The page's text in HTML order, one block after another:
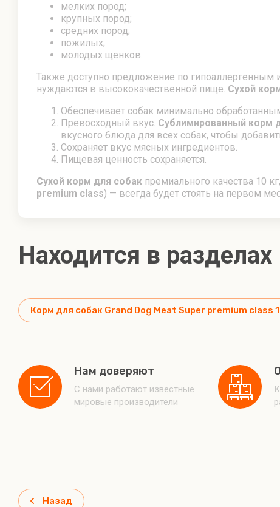
мелких пород;
крупных пород;
средних пород;
пожилых;
молодых щенков.
Также доступно предложение по гипоаллергенным
нуждаются в высококачественной пище. Сухой
Обеспечивает собак минимально
Превосходный вкус. Сублимированный корм
вкусного блюда для всех собак, чтобы
Сохраняет вкус мясных ингредиентов.
Пищевая ценность сохраняется.
Сухой корм для собак премиального качества 10
premium class) — всегда будет стоять на первом
Находится в разделах
Корм для собак Grand Dog Meat Super premium class
Нам доверяют
С нами работают известные
мировые производители
Назад